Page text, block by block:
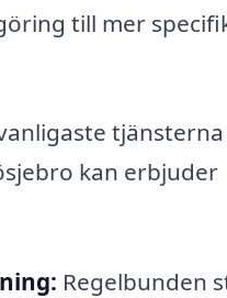
till mer
kan erbjuder
Regelbunden